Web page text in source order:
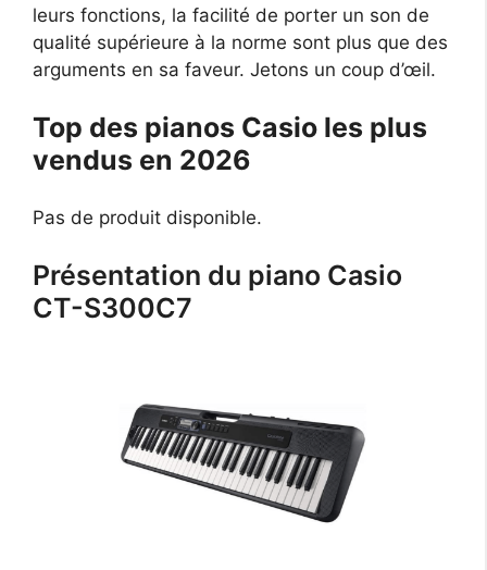
leurs fonctions, la facilité de porter un son de
qualité supérieure à la norme sont plus que des
arguments en sa faveur. Jetons un coup d’œil.
Top des pianos Casio les plus
vendus en 2026
Pas de produit disponible.
Présentation du piano Casio
CT-S300C7